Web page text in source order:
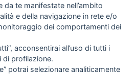
Vedi tutti
da te manifestate nell’ambito
e della navigazione in rete e/o
dei comportamenti dei
acconsentirai all’uso di tutti i
di profilazione.
potrai selezionare analiticamente